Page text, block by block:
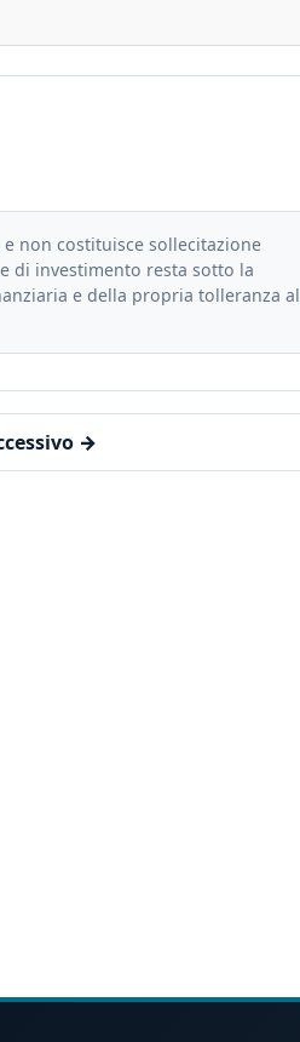
non costituisce sollecitazione
di investimento resta sotto la
e della propria tolleranza al
→